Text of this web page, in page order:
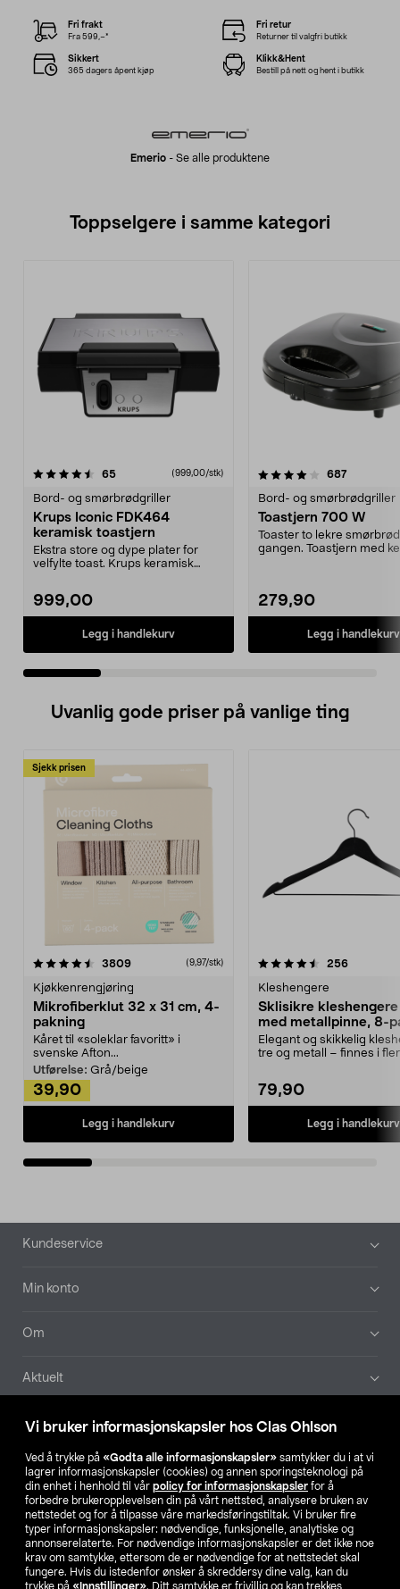
Vi bruker informasjonskapsler hos Clas Ohlson
Ved å trykke på «Godta alle informasjonskapsler» samtykker du i at vi
lagrer informasjonskapsler (cookies) og annen sporingsteknologi på
din enhet i henhold til vår policy for informasjonskapsler for å
forbedre brukeropplevelsen din på vårt nettsted, analysere bruken av
nettstedet og for å tilpasse våre markedsføringstiltak. Vi bruker fire
typer informasjonskapsler: nødvendige, funksjonelle, analytiske og
annonserelaterte. For nødvendige informasjonskapsler er det ikke noe
krav om samtykke, ettersom de er nødvendige for at nettstedet skal
fungere. Hvis du istedenfor ønsker å skreddersy dine valg, kan du
trykke på «Innstillinger». Ditt samtykke er frivillig og kan trekkes
Emerio - Se alle produktene
Fri frakt
Fra 599,–*
Fri retur
Returner til valgfri butikk
Sikkert
365 dagers åpent kjøp
Klikk&Hent
Bestill på nett og hent i butikk
Toppselgere i samme kategori
65anmeldelser(999,00/stk)
Bord- og smørbrødgriller
Krups Iconic FDK464
keramisk toastjern
Ekstra store og dype plater for
velfylte toast. Krups keramisk
999,00
Legg i handlekurv
4.0 av 5 stjerner 687
Bord- og smørbrødgriller
Toastjern 700 W
Toaster to lekre
gangen. Toastjern med
279,90
Legg i handlekurv
5.0 av 5 stjerner
Uvanlig gode priser på vanlige ting
Sjekk prisen
3809anmeldelser(9,97/stk)
Kjøkkenrengjøring
Mikrofiberklut 32 x 31 cm, 4-
pakning
Kåret til «soleklar favoritt» i
svenske Afton...
Utførelse: Grå/beige
39,90
Legg i handlekurv
4.5av 5 stjerner 256
Kleshengere
Sklisikre
med metallpinne, 8-
Elegant og skikkelig
tre og metall – finnes i
79,90
Legg i handlekurv
4.5av 5 stjerner
Bunntekst
Kundeservice
Min konto
Om
Aktuelt
Våre selskaper
Finn din butikk
SE NO FI